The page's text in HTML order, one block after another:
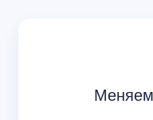
Меняем